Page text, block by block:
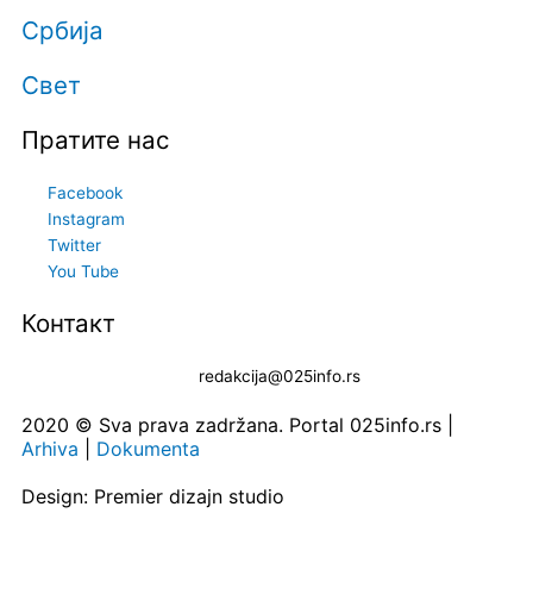
Србија
Свет
Пратите нас
Facebook
Instagram
Twitter
You Tube
Контакт
redakcija@025info.rs
2020 © Sva prava zadržana. Portal 025info.rs |
Arhiva
Dokumenta
Design: Premier dizajn studio